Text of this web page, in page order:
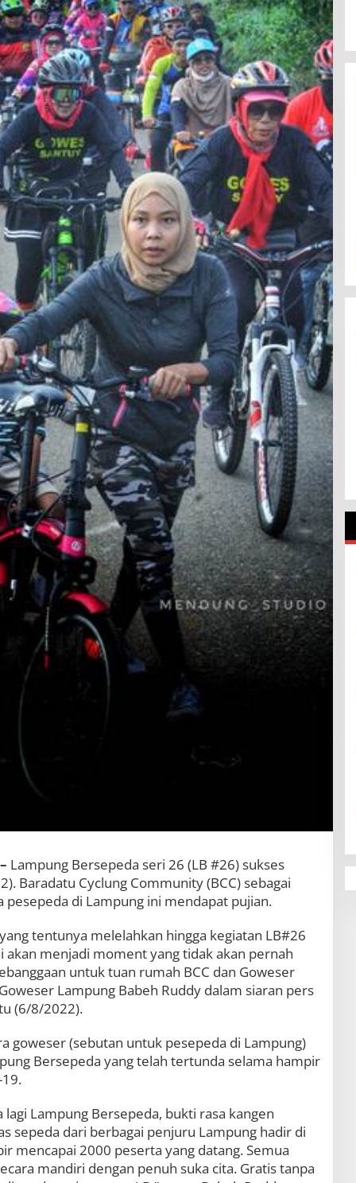
Lampung Bersepeda seri 26 (LB #26) sukses
Baradatu Cyclung Community (BCC) sebagai
di Lampung ini mendapat pujian.
tentunya melelahkan hingga kegiatan LB#26
akan menjadi moment yang tidak akan pernah
untuk tuan rumah BCC dan Goweser
Lampung Babeh Ruddy dalam siaran pers
(6/8/2022).
goweser (sebutan untuk pesepeda di Lampung)
Bersepeda yang telah tertunda selama hampir
lagi Lampung Bersepeda, bukti rasa kangen
sepeda dari berbagai penjuru Lampung hadir di
mencapai 2000 peserta yang datang. Semua
mandiri dengan penuh suka cita. Gratis tanpa
BBWS Mesuji Sekampung Pastikan
Pengaman Pantai Mandiri Sejati
Penuhi Standar Mutu